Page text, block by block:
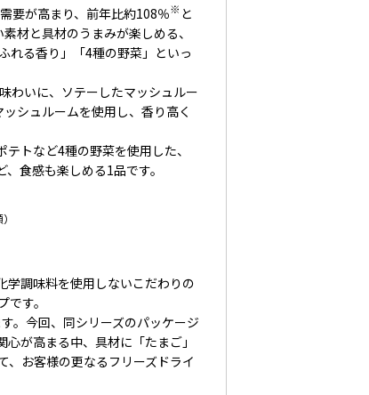
要が高まり、前年比約108％※ と
材と具材のうまみが楽しめる、
れる香り」「4種の野菜」といっ
いに、ソテーしたマッシュルー
シュルームを使用し、香り高く
トなど4種の野菜を使用した、
食感も楽しめる1品です。
調味料を使用しないこだわりの
す。
。今回、同シリーズのパッケージ
が高まる中、具材に「たまご」
、お客様の更なるフリーズドライ